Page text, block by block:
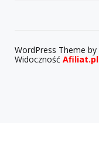
WordPress Theme by
Widoczność Afiliat.pl